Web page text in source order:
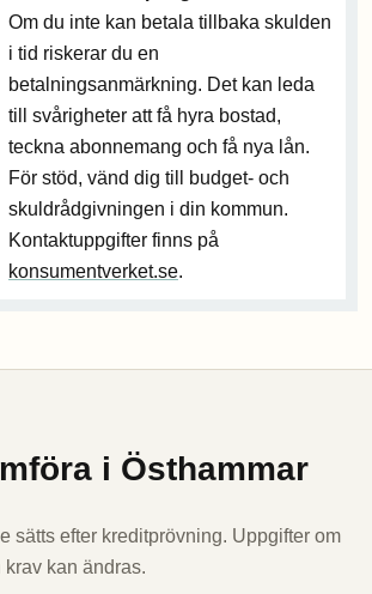
Om du inte kan betala tillbaka skulden
i tid riskerar du en
betalningsanmärkning. Det kan leda
till svårigheter att få hyra bostad,
teckna abonnemang och få nya lån.
För stöd, vänd dig till budget- och
skuldrådgivningen i din kommun.
Kontaktuppgifter finns på
konsumentverket.se.
i Östhammar
sätts efter kreditprövning. Uppgifter om
krav kan ändras.